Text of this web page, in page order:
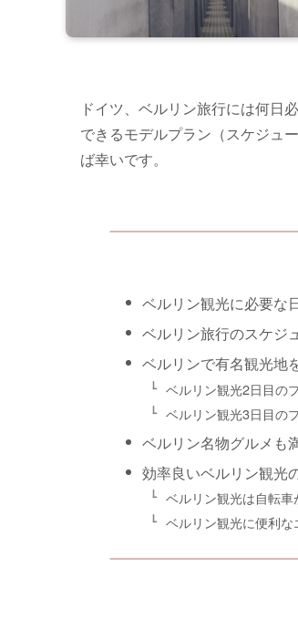
ドイツ、ベルリン旅行には何日
できるモデルプラン（スケジュ
ば幸いです。
ベルリン観光に必要な
ベルリン旅行のスケジ
ベルリンで有名観光地
ベルリン観光2日目の
ベルリン観光3日目の
ベルリン名物グルメも
効率良いベルリン観光
ベルリン観光は自転車
ベルリン観光に便利な